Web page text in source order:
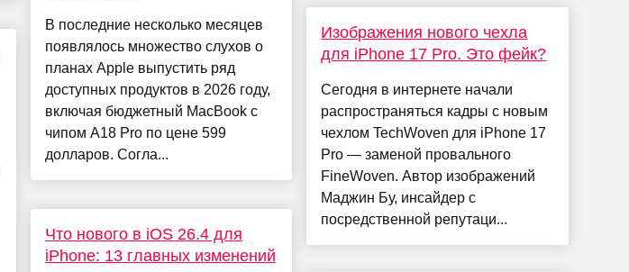
В последние несколько месяцев
появлялось множество слухов о
планах Apple выпустить ряд
доступных продуктов в 2026 году,
включая бюджетный MacBook с
чипом A18 Pro по цене 599
долларов. Согла...
Что нового в iOS 26.4 для
iPhone: 13 главных изменений
Изображения нового чехла
для iPhone 17 Pro. Это фейк?
Сегодня в интернете начали
распространяться кадры с новым
чехлом TechWoven для iPhone 17
Pro — заменой провального
FineWoven. Автор изображений
Маджин Бу, инсайдер с
посредственной репутаци...